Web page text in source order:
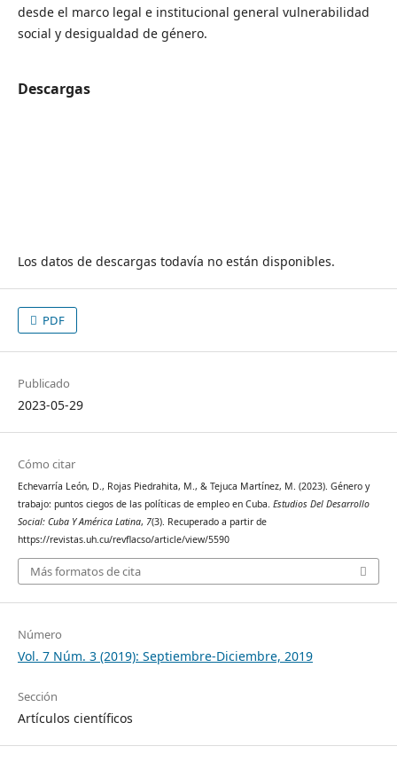
desde el marco legal e institucional general vulnerabilidad
social y desigualdad de género.
Descargas
Los datos de descargas todavía no están disponibles.
PDF
Publicado
2023-05-29
Cómo citar
Echevarría León, D., Rojas Piedrahita, M., & Tejuca Martínez, M. (2023). Género y
trabajo: puntos ciegos de las políticas de empleo en Cuba. Estudios Del Desarrollo
Social: Cuba Y América Latina, 7(3). Recuperado a partir de
https://revistas.uh.cu/revflacso/article/view/5590
Más formatos de cita
Número
Vol. 7 Núm. 3 (2019): Septiembre-Diciembre, 2019
Sección
Artículos científicos